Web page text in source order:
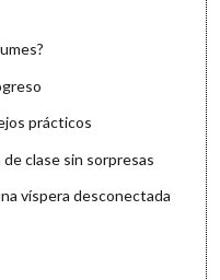
prácticos
clase sin sorpresas
víspera desconectada